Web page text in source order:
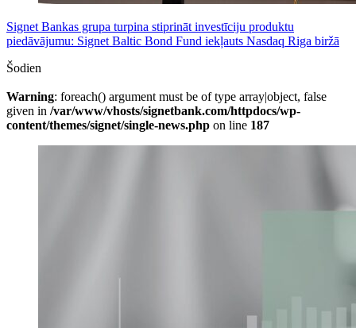
Signet Bankas grupa turpina stiprināt investīciju produktu
piedāvājumu: Signet Baltic Bond Fund iekļauts Nasdaq Riga biržā
Šodien
Warning: foreach() argument must be of type array|object, false
given in /var/www/vhosts/signetbank.com/httpdocs/wp-
content/themes/signet/single-news.php on line 187